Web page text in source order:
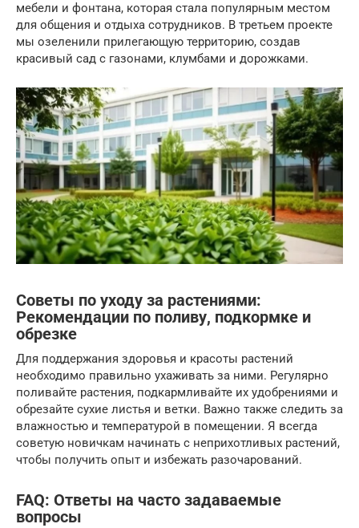
мебели и фонтана, которая стала популярным местом
для общения и отдыха сотрудников. В третьем проекте
мы озеленили прилегающую территорию, создав
красивый сад с газонами, клумбами и дорожками.
Советы по уходу за растениями:
Рекомендации по поливу, подкормке и
обрезке
Для поддержания здоровья и красоты растений
необходимо правильно ухаживать за ними. Регулярно
поливайте растения, подкармливайте их удобрениями и
обрезайте сухие листья и ветки. Важно также следить за
влажностью и температурой в помещении. Я всегда
советую новичкам начинать с неприхотливых растений,
чтобы получить опыт и избежать разочарований.
FAQ: Ответы на часто задаваемые
вопросы